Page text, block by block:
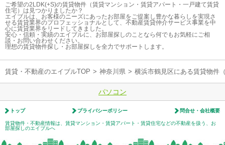
ご希望の2LDK(+S)の賃貸物件（賃貸マンション・賃貸アパート・一戸建て賃貸
住宅）は見つかりましたか？
エイブルは、お客様のニーズにあったお部屋をご提案し豊かな暮らしを実現さ
せる賃貸業界のプロフェッショナルとして、不動産賃貸仲介サービス事業を中
心に賃貸業界をリードしてきました。
安心・信頼・実績のエイブルに、お部屋探しのことなら何でもお気軽にご相
談・お問い合わせください。
理想の賃貸物件探し・お部屋探しを全力でサポートします。
賃貸・不動産のエイブルTOP > 神奈川県 > 横浜市鶴見区にある賃貸物件
パソコン
トップ プライバシーポリシー 問合せ・会社概要
賃貸物件・不動産情報は、賃貸マンション・賃貸アパート・賃貸住宅などの不動産を扱う、お
部屋探しのエイブルへ